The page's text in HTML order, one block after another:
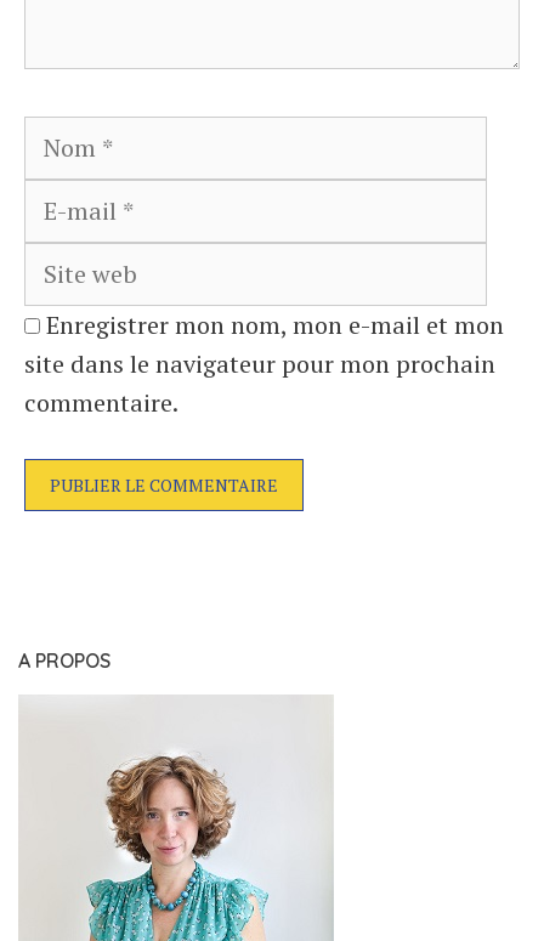
Nom
Enregistrer mon nom, mon e-mail et mon
site dans le navigateur pour mon prochain
commentaire.
A PROPOS